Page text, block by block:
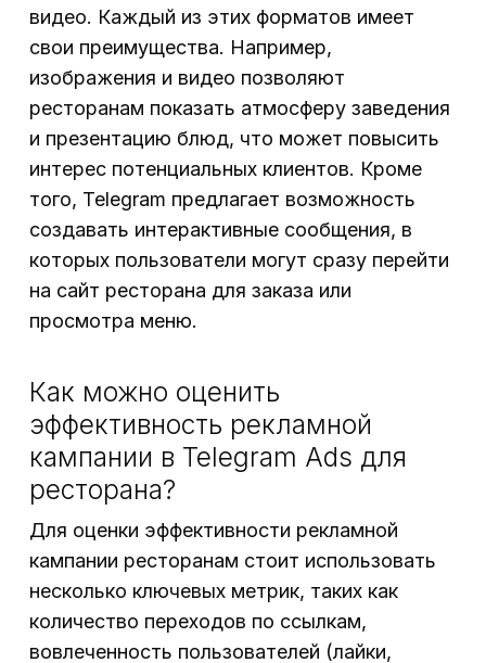
видео. Каждый из этих форматов имеет
свои преимущества. Например,
изображения и видео позволяют
ресторанам показать атмосферу заведения
и презентацию блюд, что может повысить
интерес потенциальных клиентов. Кроме
того, Telegram предлагает возможность
создавать интерактивные сообщения, в
которых пользователи могут сразу перейти
на сайт ресторана для заказа или
просмотра меню.
Как можно оценить
эффективность рекламной
кампании в Telegram Ads для
ресторана?
Для оценки эффективности рекламной
кампании ресторанам стоит использовать
несколько ключевых метрик, таких как
количество переходов по ссылкам,
вовлеченность пользователей (лайки,